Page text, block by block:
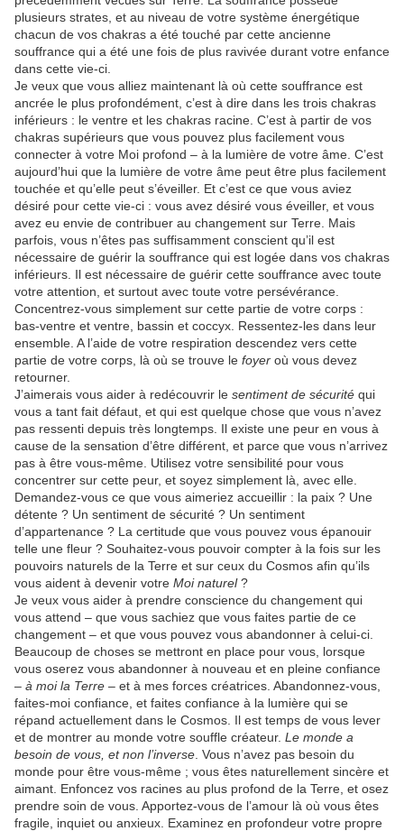
plusieurs strates, et au niveau de votre système énergétique
chacun de vos chakras a été touché par cette ancienne
souffrance qui a été une fois de plus ravivée durant votre enfance
dans cette vie-ci.
Je veux que vous alliez maintenant là où cette souffrance est
ancrée le plus profondément, c’est à dire dans les trois chakras
inférieurs : le ventre et les chakras racine. C’est à partir de vos
chakras supérieurs que vous pouvez plus facilement vous
connecter à votre Moi profond – à la lumière de votre âme. C’est
aujourd’hui que la lumière de votre âme peut être plus facilement
touchée et qu’elle peut s’éveiller. Et c’est ce que vous aviez
désiré pour cette vie-ci : vous avez désiré vous éveiller, et vous
avez eu envie de contribuer au changement sur Terre. Mais
parfois, vous n’êtes pas suffisamment conscient qu’il est
nécessaire de guérir la souffrance qui est logée dans vos chakras
inférieurs. Il est nécessaire de guérir cette souffrance avec toute
votre attention, et surtout avec toute votre persévérance.
Concentrez-vous simplement sur cette partie de votre corps :
bas-ventre et ventre, bassin et coccyx. Ressentez-les dans leur
ensemble. A l’aide de votre respiration descendez vers cette
partie de votre corps, là où se trouve le foyer où vous devez
retourner.
J’aimerais vous aider à redécouvrir le sentiment de sécurité qui
vous a tant fait défaut, et qui est quelque chose que vous n’avez
pas ressenti depuis très longtemps. Il existe une peur en vous à
cause de la sensation d’être différent, et parce que vous n’arrivez
pas à être vous-même. Utilisez votre sensibilité pour vous
concentrer sur cette peur, et soyez simplement là, avec elle.
Demandez-vous ce que vous aimeriez accueillir : la paix ? Une
détente ? Un sentiment de sécurité ? Un sentiment
d’appartenance ? La certitude que vous pouvez vous épanouir
telle une fleur ? Souhaitez-vous pouvoir compter à la fois sur les
pouvoirs naturels de la Terre et sur ceux du Cosmos afin qu’ils
vous aident à devenir votre Moi naturel?
Je veux vous aider à prendre conscience du changement qui
vous attend – que vous sachiez que vous faites partie de ce
changement – et que vous pouvez vous abandonner à celui-ci.
Beaucoup de choses se mettront en place pour vous, lorsque
vous oserez vous abandonner à nouveau et en pleine confiance
– à moi la Terre – et à mes forces créatrices. Abandonnez-vous,
faites-moi confiance, et faites confiance à la lumière qui se
répand actuellement dans le Cosmos. Il est temps de vous lever
et de montrer au monde votre souffle créateur. Le monde a
besoin de vous, et non l’inverse . Vous n’avez pas besoin du
monde pour être vous-même ; vous êtes naturellement sincère et
aimant. Enfoncez vos racines au plus profond de la Terre, et osez
prendre soin de vous. Apportez-vous de l’amour là où vous êtes
fragile, inquiet ou anxieux. Examinez en profondeur votre propre